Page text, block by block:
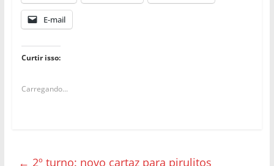
E-mail
Curtir isso:
Carregando...
← 2º turno: novo cartaz para pirulitos